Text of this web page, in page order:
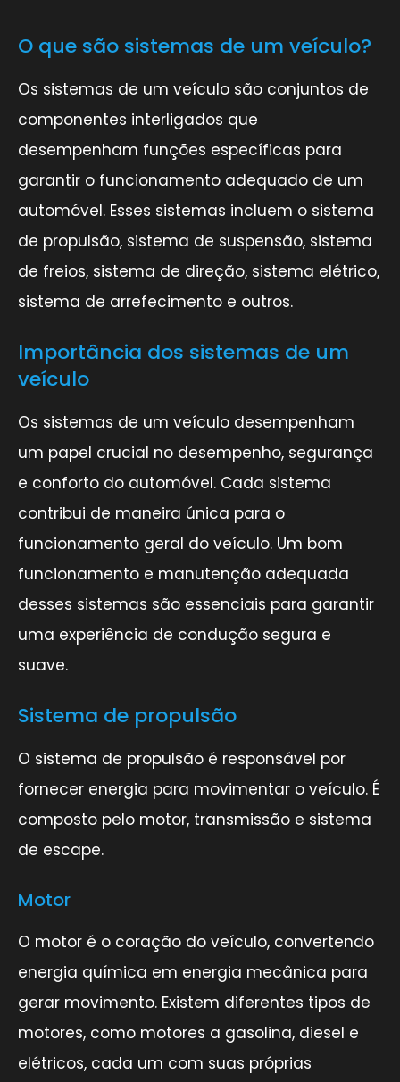
O que são sistemas de um veículo?
Os sistemas de um veículo são conjuntos de
componentes interligados que
desempenham funções específicas para
garantir o funcionamento adequado de um
automóvel. Esses sistemas incluem o sistema
de propulsão, sistema de suspensão, sistema
de freios, sistema de direção, sistema elétrico,
sistema de arrefecimento e outros.
Importância dos sistemas de um
veículo
Os sistemas de um veículo desempenham
um papel crucial no desempenho, segurança
e conforto do automóvel. Cada sistema
contribui de maneira única para o
funcionamento geral do veículo. Um bom
funcionamento e manutenção adequada
desses sistemas são essenciais para garantir
uma experiência de condução segura e
suave.
Sistema de propulsão
O sistema de propulsão é responsável por
fornecer energia para movimentar o veículo. É
composto pelo motor, transmissão e sistema
de escape.
Motor
O motor é o coração do veículo, convertendo
energia química em energia mecânica para
gerar movimento. Existem diferentes tipos de
motores, como motores a gasolina, diesel e
elétricos, cada um com suas próprias